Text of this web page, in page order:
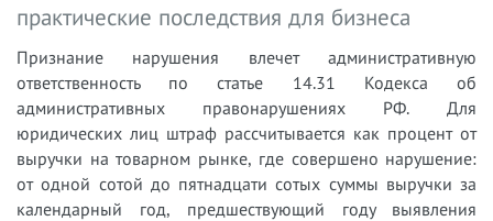
практические последствия для бизнеса
Признание нарушения влечет административную
ответственность по статье 14.31 Кодекса об
административных правонарушениях РФ. Для
юридических лиц штраф рассчитывается как процент от
выручки на товарном рынке, где совершено нарушение:
от одной сотой до пятнадцати сотых суммы выручки за
календарный год, предшествующий году выявления